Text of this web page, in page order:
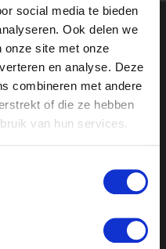
social media te bieden
Ook delen we
onze site met onze
en analyse. Deze
combineren met andere
of die ze hebben
van hun services.
op Spotify